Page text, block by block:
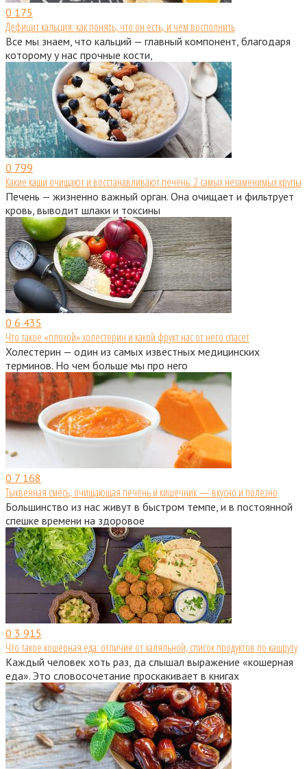
0 175
Дефицит кальция: как понять, что он есть, и чем восполнить
Все мы знаем, что кальций — главный компонент, благодаря
которому у нас прочные кости,
0 799
Какие каши очищают и восстанавливают печень: 2 самых незаменимых крупы
Печень — жизненно важный орган. Она очищает и фильтрует
кровь, выводит шлаки и токсины
0 6 435
Что такое «плохой» холестерин и какой фрукт нас от него спасет
Холестерин — один из самых известных медицинских
терминов. Но чем больше мы про него
0 7 168
Тыквенная смесь, очищающая печень и кишечник — вкусно и полезно
Большинство из нас живут в быстром темпе, и в постоянной
спешке времени на здоровое
0 3 915
Что такое кошерная еда: отличие от халяльной, список продуктов по кашруту
Каждый человек хоть раз, да слышал выражение «кошерная
еда». Это словосочетание проскакивает в книгах